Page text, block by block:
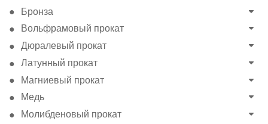
Бронза
Вольфрамовый прокат
Дюралевый прокат
Латунный прокат
Магниевый прокат
Медь
Молибденовый прокат